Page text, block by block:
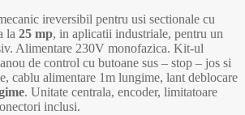
ireversibil pentru usi sectionale cu
la 25 mp, in aplicatii industriale, pentru un
Alimentare 230V monofazica. Kit-ul
de control cu butoane sus – stop – jos si
cablu alimentare 1m lungime, lant deblocare
. Unitate centrala, encoder, limitatoare
inclusi.